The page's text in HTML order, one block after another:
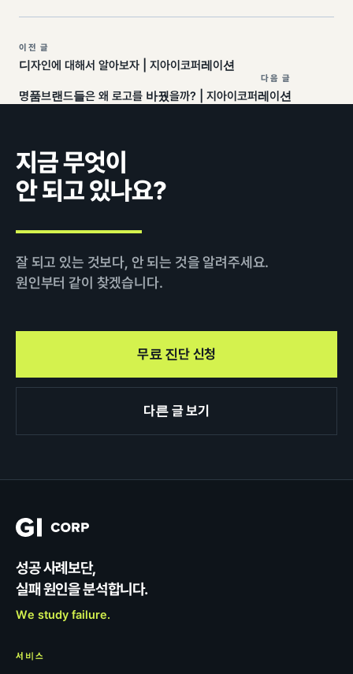
이전 글
디자인에 대해서 알아보자 | 지아이코퍼레이션
다음 글
명품브랜드들은 왜 로고를 바꿨을까? | 지아이코퍼레이션
지금 무엇이
안 되고 있나요?
잘 되고 있는 것보다, 안 되는 것을 알려주세요.
원인부터 같이 찾겠습니다.
무료 진단 신청
다른 글 보기
성공 사례보단,
실패 원인을 분석합니다.
We study failure.
서비스